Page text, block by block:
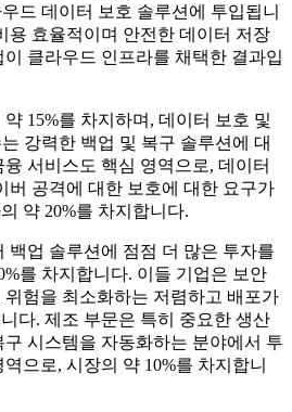
드 데이터 보호 솔루션에 투입됩니
용 효율적이며 안전한 데이터 저장
클라우드 인프라를 채택한 결과입
15%를 차지하며, 데이터 보호 및
강력한 백업 및 복구 솔루션에 대
서비스도 핵심 영역으로, 데이터
버 공격에 대한 보호에 대한 요구가
약 20%를 차지합니다.
백업 솔루션에 점점 더 많은 투자를
를 차지합니다. 이들 기업은 보안
험을 최소화하는 저렴하고 배포가
다. 제조 부문은 특히 중요한 생산
시스템을 자동화하는 분야에서 투
으로, 시장의 약 10%를 차지합니